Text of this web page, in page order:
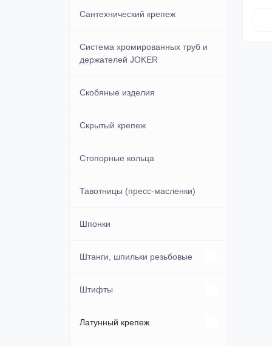
Сантехнический крепеж
Система хромированных труб и
держателей JOKER
Скобяные изделия
Скрытый крепеж
Стопорные кольца
Тавотницы (пресс-масленки)
Шпонки
Штанги, шпильки резьбовые
Оцинкованные
С мелким шагом
Штифты
DIN 1444
Латунный крепеж